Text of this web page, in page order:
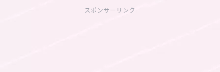
スポンサーリンク